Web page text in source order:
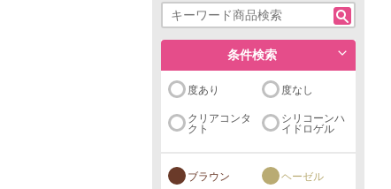
条件検索
度あり 度なし
クリアコンタ
クト
シリコーンハ
イドロゲル
ブラウン ヘーゼル